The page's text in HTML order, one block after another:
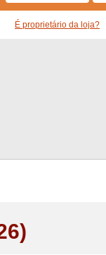
É proprietário da loja?